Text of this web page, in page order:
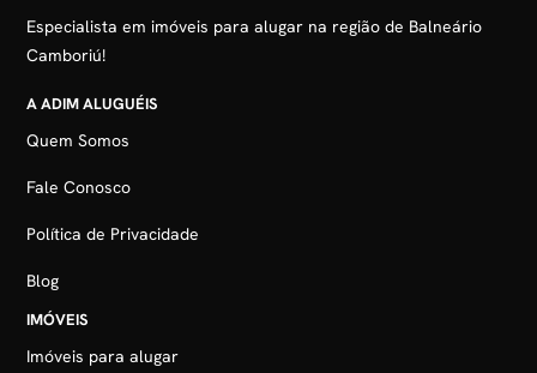
Especialista em imóveis para alugar na região de Balneário
Camboriú!
A ADIM ALUGUÉIS
Quem Somos
Fale Conosco
Política de Privacidade
Blog
IMÓVEIS
Imóveis para alugar